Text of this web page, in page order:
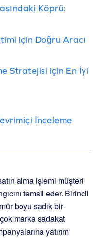
Köprü:
için Doğru Aracı
Stratejisi için En İyi
İnceleme
alma işlemi müşteri
temsil eder. Birincil
boyu sadık bir
marka sadakat
yatırım